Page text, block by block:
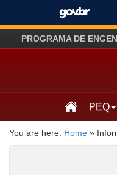
PROGRAMA DE
PEQ
You are here: Home »